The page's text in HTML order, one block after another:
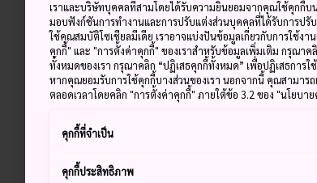
เราและบริษัทบุคคลที่สามโดยได้รับความยินยอมจากคุณใช้คุกกี้บ
มอบฟังก์ชันการทำงานและการปรับแต่งส่วนบุคคลที่ได้รับการปรั
ใช้คุณสมบัติโซเชียลมีเดีย เราอาจแบ่งปันข้อมูลเกี่ยวกับการใช้
คุกกี้" และ "การตั้งค่าคุกกี้" ของเราสำหรับข้อมูลเพิ่มเติม กรุณา
ทั้งหมดของเรา กรุณาคลิก “ปฏิเสธคุกกี้ทั้งหมด” เพื่อปฏิเสธการ
หากคุณยอมรับการใช้คุกกี้บางส่วนของเรา นอกจากนี้ คุณสามาร
ตลอดเวลาโดยคลิก "การตั้งค่าคุกกี้" ภายใต้ข้อ 3.2 ของ "นโยบา
คุกกี้ที่จำเป็น
คุกกี้ประสิทธิภาพ